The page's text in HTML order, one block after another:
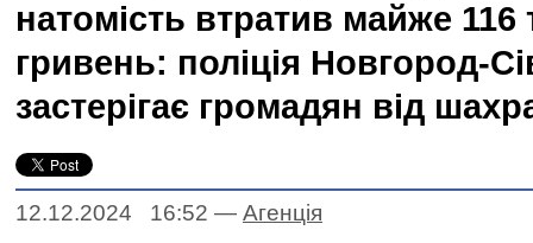
натомість втратив майже 116
гривень: поліція Новгород-
застерігає громадян від
12.12.2024 16:52 — Агенцiя